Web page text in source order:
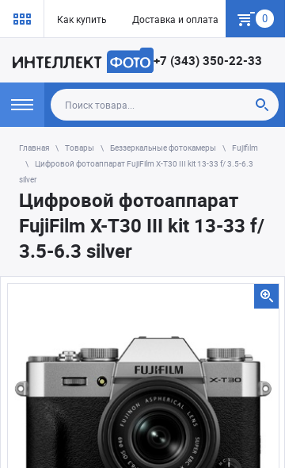
Как купить Доставка и оплата Гарантия
0
+7 (343) 350-22-33
Главная Товары Беззеркальные фотокамеры
Fujifilm
Цифровой фотоаппарат FujiFilm X-T30 III kit 13-33 f/ 3.5-6.3
silver
Цифровой фотоаппарат
FujiFilm X-T30 III kit 13-33 f/
3.5-6.3 silver